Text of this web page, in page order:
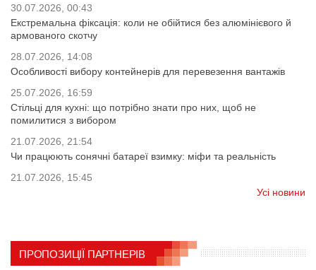
30.07.2026, 00:43
Екстремальна фіксація: коли не обійтися без алюмінієвого й
армованого скотчу
28.07.2026, 14:08
Особливості вибору контейнерів для перевезення вантажів
25.07.2026, 16:59
Стільці для кухні: що потрібно знати про них, щоб не
помилитися з вибором
21.07.2026, 21:54
Чи працюють сонячні батареї взимку: міфи та реальність
21.07.2026, 15:45
Усі новини
ПРОПОЗИЦІЇ ПАРТНЕРІВ